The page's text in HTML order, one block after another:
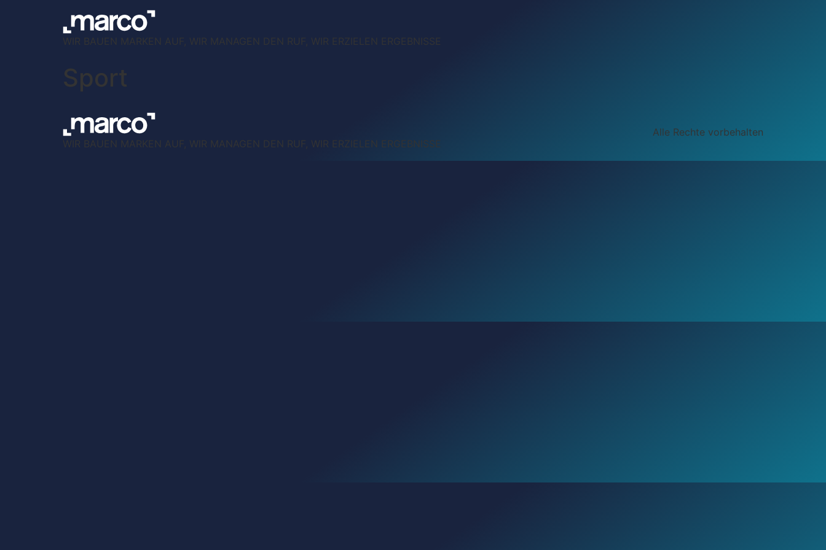
WIR BAUEN MARKEN AUF, WIR MANAGEN DEN RUF, WIR ERZIELEN ERGEBNISSE
Sport
WIR BAUEN MARKEN AUF, WIR MANAGEN DEN RUF, WIR ERZIELEN ERGEBNISSE
Alle Rechte vorbehalten